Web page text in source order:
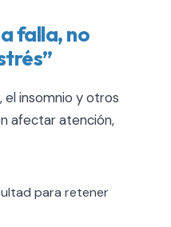
falla, no
el insomnio y otros
afectar atención,
para retener